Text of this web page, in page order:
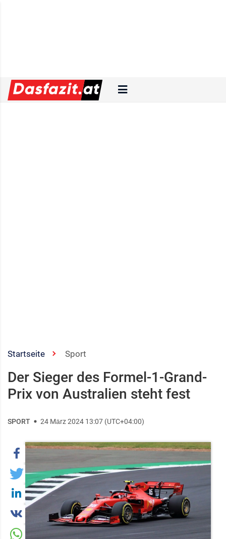
Startseite Sport
Der Sieger des Formel-1-Grand-
Prix von Australien steht fest
SPORT 24 März 2024 13:07 (UTC+04:00)